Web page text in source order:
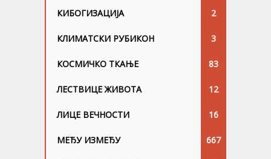
КИБОГИЗАЦИЈА 2
КЛИМАТСКИ РУБИКОН 3
КОСМИЧКО ТКАЊЕ 83
ЛЕСТВИЦЕ ЖИВОТА 12
ЛИЦЕ ВЕЧНОСТИ 16
МЕЂУ ИЗМЕЂУ 667